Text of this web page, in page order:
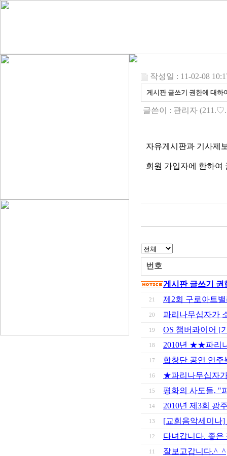
작성일 : 11-02-08
게시판 글쓰기 권한에 대하
글쓴이 : 관리자
자유게시판과 기사제
회원 가입자에 한하여
번호
게시판 글쓰기 권
21 제2회 구로아트
20 파리나무십자가
19 OS 챔버콰이어 [
18 2010년 ★★파리
17 합창단 공연 연주
16 ★파리나무십자
15 평화의 사도들, "
14 2010년 제3회 광
13 [교회음악세미나]
12 다녀갑니다. 좋은
11 잘보고갑니다.^_^